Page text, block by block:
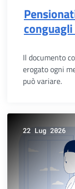
Il documento
erogato ogni
può variare.
22 Lug 2026